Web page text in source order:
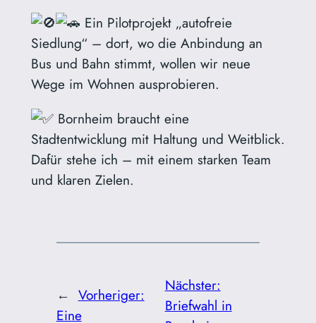
Ein Pilotprojekt „autofreie
Siedlung“ – dort, wo die Anbindung an
Bus und Bahn stimmt, wollen wir neue
Wege im Wohnen ausprobieren.
Bornheim braucht eine
Stadtentwicklung mit Haltung und Weitblick.
Dafür stehe ich – mit einem starken Team
und klaren Zielen.
← Vorheriger:
Eine
Nächster:
Briefwahl in